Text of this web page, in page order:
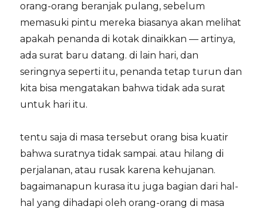
orang-orang beranjak pulang, sebelum
memasuki pintu mereka biasanya akan melihat
apakah penanda di kotak dinaikkan — artinya,
ada surat baru datang. di lain hari, dan
seringnya seperti itu, penanda tetap turun dan
kita bisa mengatakan bahwa tidak ada surat
untuk hari itu.
tentu saja di masa tersebut orang bisa kuatir
bahwa suratnya tidak sampai. atau hilang di
perjalanan, atau rusak karena kehujanan.
bagaimanapun kurasa itu juga bagian dari hal-
hal yang dihadapi oleh orang-orang di masa